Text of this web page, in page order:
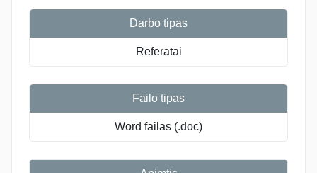
Darbo tipas
Referatai
Failo tipas
Word failas (.doc)